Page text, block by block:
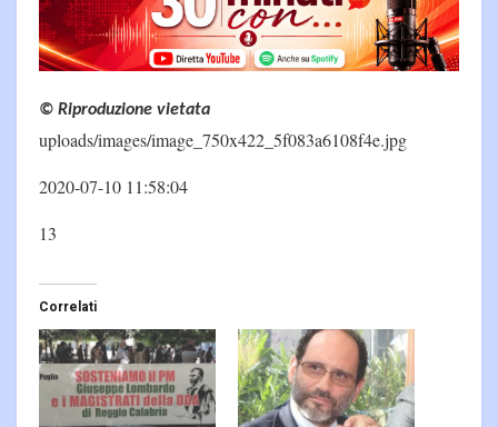
© Riproduzione vietata
uploads/images/image_750x422_5f083a6108f4e.jpg
2020-07-10 11:58:04
13
Correlati